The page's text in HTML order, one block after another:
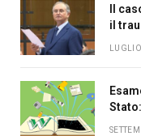
Il
il